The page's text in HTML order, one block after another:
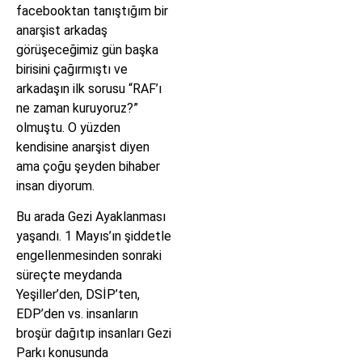
facebooktan tanıştığım bir
anarşist arkadaş
görüşeceğimiz gün başka
birisini çağırmıştı ve
arkadaşın ilk sorusu “RAF’ı
ne zaman kuruyoruz?”
olmuştu. O yüzden
kendisine anarşist diyen
ama çoğu şeyden bihaber
insan diyorum.
Bu arada Gezi Ayaklanması
yaşandı. 1 Mayıs’ın şiddetle
engellenmesinden sonraki
süreçte meydanda
Yeşiller’den, DSİP’ten,
EDP’den vs. insanların
broşür dağıtıp insanları Gezi
Parkı konusunda